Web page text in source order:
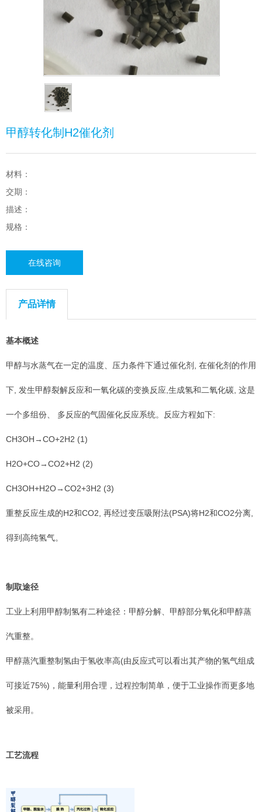
甲醇转化制H2催化剂
材料：
交期：
描述：
规格：
在线咨询
产品详情
基本概述
甲醇与水蒸气在一定的温度、压力条件下通过催化剂, 在催化剂的作用
下, 发生甲醇裂解反应和一氧化碳的变换反应,生成氢和二氧化碳, 这是
一个多组份、 多反应的气固催化反应系统。反应方程如下:
CH3OH→CO+2H2 (1)
H2O+CO→CO2+H2 (2)
CH3OH+H2O→CO2+3H2 (3)
重整反应生成的H2和CO2, 再经过变压吸附法(PSA)将H2和CO2分离,
得到高纯氢气。
制取途径
工业上利用甲醇制氢有二种途径：甲醇分解、甲醇部分氧化和甲醇蒸
汽重整。
甲醇蒸汽重整制氢由于氢收率高(由反应式可以看出其产物的氢气组成
可接近75%)，能量利用合理，过程控制简单，便于工业操作而更多地
被采用。
工艺流程